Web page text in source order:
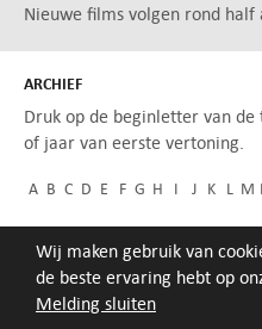
Melding sluiten
Wij maken gebruik van
de beste ervaring hebt op
Nieuwe films volgen rond half
ARCHIEF
Druk op de beginletter van
of jaar van eerste vertoning.
A B C D E F G H I J K L M